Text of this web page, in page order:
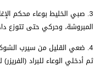
3. صبي الخليط بوعاء محكم
المبروشة، وحركي حتى تتوزع
4. ضعي القليل من سيرب
ثم أدخلي الوعاء للبراد (الفريزر) لمدة 5 ساعات